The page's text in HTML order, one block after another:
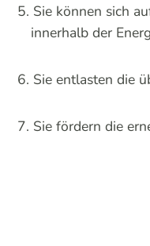
Sie können sich
innerhalb der
Sie entlasten die
Sie fördern die